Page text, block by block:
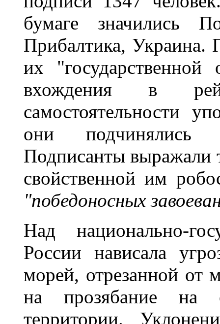
бумаге значились
Прибалтика, Украина.
их
вхождения в
самостоятельности
они подчинялись
Подписанты выражали
свойственной им
"победоносных
Над национально-
России нависала
морей, отрезанной от
на прозябание на
территории.